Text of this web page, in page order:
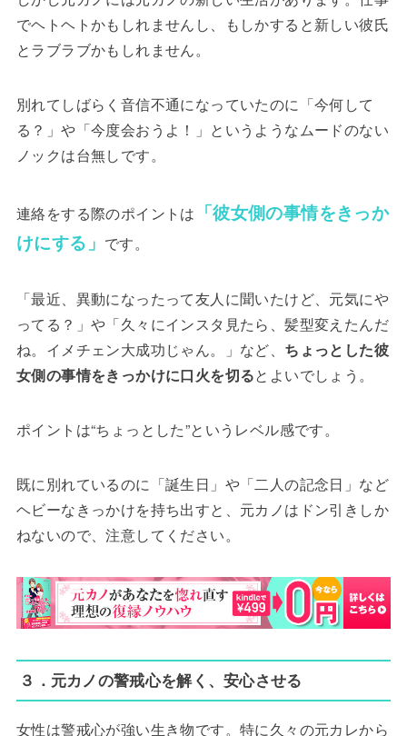
でヘトヘトかもしれませんし、もしかすると新しい彼氏
とラブラブかもしれません。
別れてしばらく音信不通になっていたのに「今何して
る？」や「今度会おうよ！」というようなムードのない
ノックは台無しです。
連絡をする際のポイントは 「彼女側の事情をきっか
けにする」 です。
「最近、異動になったって友人に聞いたけど、元気にや
ってる？」や「久々にインスタ見たら、髪型変えたんだ
ね。イメチェン大成功じゃん。」など、 ちょっとした彼
女側の事情をきっかけに口火を切るとよいでしょう。
ポイントは“ちょっとした”というレベル感です。
既に別れているのに「誕生日」や「二人の記念日」など
ヘビーなきっかけを持ち出すと、元カノはドン引きしか
ねないので、注意してください。
３．元カノの警戒心を解く、安心させる
女性は警戒心が強い生き物です。特に久々の元カレから